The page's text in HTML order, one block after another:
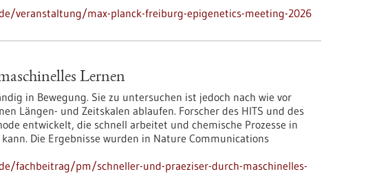
veranstaltung/max-planck-freiburg-epigenetics-meeting-2026
Lernen
in Bewegung. Sie zu untersuchen ist jedoch nach wie vor
Längen- und Zeitskalen ablaufen. Forscher des HITS und des
entwickelt, die schnell arbeitet und chemische Prozesse in
Die Ergebnisse wurden in Nature Communications
fachbeitrag/pm/schneller-und-praeziser-durch-maschinelles-